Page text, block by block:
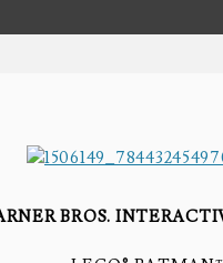
BROS.